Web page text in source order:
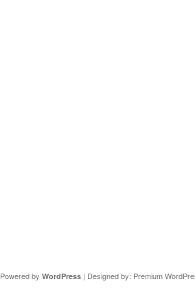
Powered by WordPress| Designed by: Premium